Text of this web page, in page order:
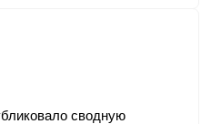
сводную